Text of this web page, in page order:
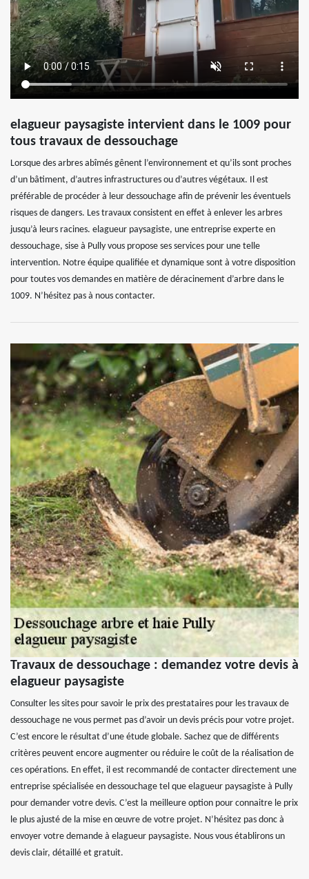
elagueur paysagiste intervient dans le 1009 pour
tous travaux de dessouchage
Lorsque des arbres abîmés gênent l’environnement et qu’ils sont proches
d’un bâtiment, d’autres infrastructures ou d’autres végétaux. Il est
préférable de procéder à leur dessouchage afin de prévenir les éventuels
risques de dangers. Les travaux consistent en effet à enlever les arbres
jusqu’à leurs racines. elagueur paysagiste, une entreprise experte en
dessouchage, sise à Pully vous propose ses services pour une telle
intervention. Notre équipe qualifiée et dynamique sont à votre disposition
pour toutes vos demandes en matière de déracinement d’arbre dans le
1009. N’hésitez pas à nous contacter.
Travaux de dessouchage : demandez votre devis à
elagueur paysagiste
Consulter les sites pour savoir le prix des prestataires pour les travaux de
dessouchage ne vous permet pas d’avoir un devis précis pour votre projet.
C’est encore le résultat d’une étude globale. Sachez que de différents
critères peuvent encore augmenter ou réduire le coût de la réalisation de
ces opérations. En effet, il est recommandé de contacter directement une
entreprise spécialisée en dessouchage tel que elagueur paysagiste à Pully
pour demander votre devis. C’est la meilleure option pour connaitre le prix
le plus ajusté de la mise en œuvre de votre projet. N’hésitez pas donc à
envoyer votre demande à elagueur paysagiste. Nous vous établirons un
devis clair, détaillé et gratuit.